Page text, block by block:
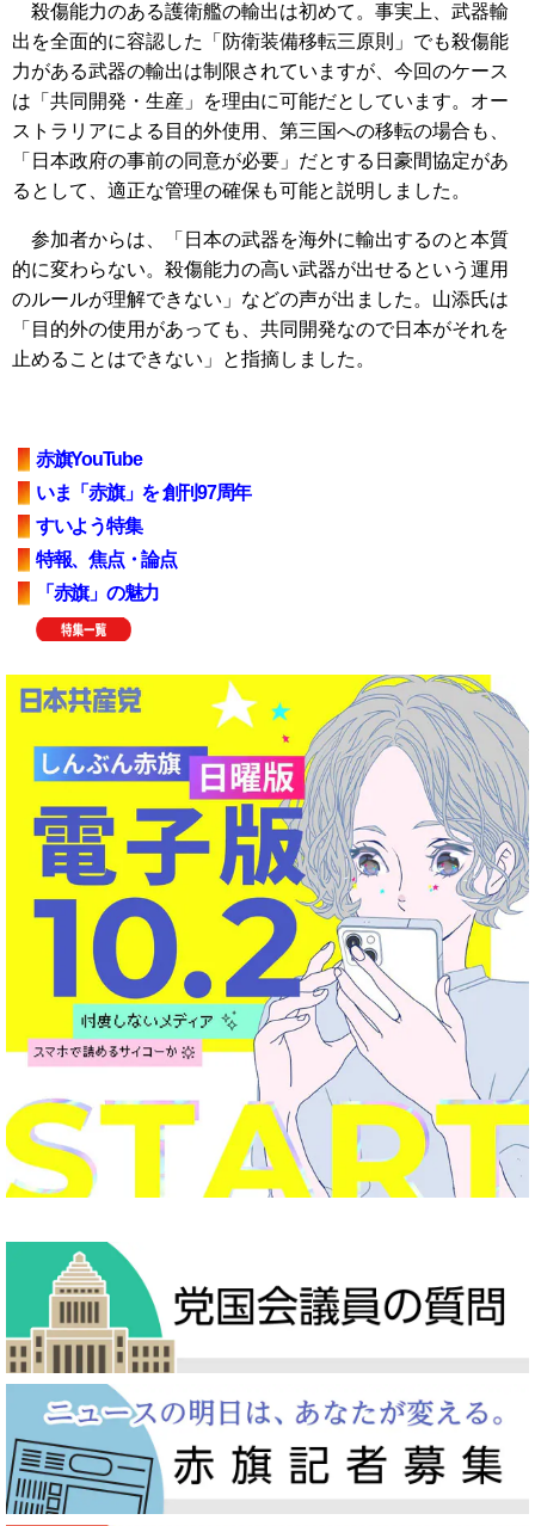
殺傷能力のある護衛艦の輸出は初めて。事実上、武器輸
出を全面的に容認した「防衛装備移転三原則」でも殺傷能
力がある武器の輸出は制限されていますが、今回のケース
は「共同開発・生産」を理由に可能だとしています。オー
ストラリアによる目的外使用、第三国への移転の場合も、
「日本政府の事前の同意が必要」だとする日豪間協定があ
るとして、適正な管理の確保も可能と説明しました。
参加者からは、「日本の武器を海外に輸出するのと本質
的に変わらない。殺傷能力の高い武器が出せるという運用
のルールが理解できない」などの声が出ました。山添氏は
「目的外の使用があっても、共同開発なので日本がそれを
止めることはできない」と指摘しました。
赤旗YouTube
いま「赤旗」を 創刊97周年
すいよう特集
特報、焦点・論点
「赤旗」の魅力